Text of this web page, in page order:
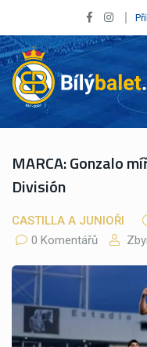
MARCA: Gonzalo
División
CASTILLA A JUNIOŘI
0 Komentářů